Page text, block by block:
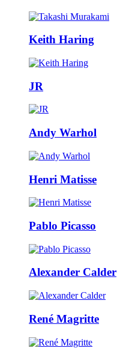
Keith Haring
JR
Andy Warhol
Henri Matisse
Pablo Picasso
Alexander Calder
René Magritte